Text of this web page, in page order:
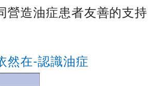
營造油症患者友善的支持
然在-認識油症